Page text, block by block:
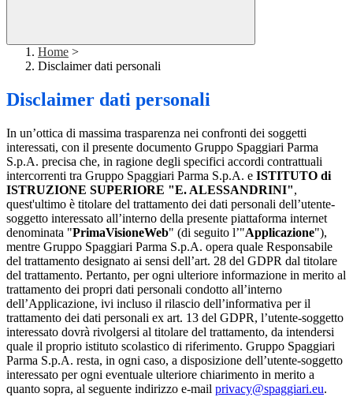
Home >
Disclaimer dati personali
Disclaimer dati personali
In un’ottica di massima trasparenza nei confronti dei soggetti
interessati, con il presente documento Gruppo Spaggiari Parma
S.p.A. precisa che, in ragione degli specifici accordi contrattuali
intercorrenti tra Gruppo Spaggiari Parma S.p.A. e ISTITUTO di
ISTRUZIONE SUPERIORE "E. ALESSANDRINI",
quest'ultimo è titolare del trattamento dei dati personali dell’utente-
soggetto interessato all’interno della presente piattaforma internet
denominata "PrimaVisioneWeb" (di seguito l’"Applicazione"),
mentre Gruppo Spaggiari Parma S.p.A. opera quale Responsabile
del trattamento designato ai sensi dell’art. 28 del GDPR dal titolare
del trattamento. Pertanto, per ogni ulteriore informazione in merito al
trattamento dei propri dati personali condotto all’interno
dell’Applicazione, ivi incluso il rilascio dell’informativa per il
trattamento dei dati personali ex art. 13 del GDPR, l’utente-soggetto
interessato dovrà rivolgersi al titolare del trattamento, da intendersi
quale il proprio istituto scolastico di riferimento. Gruppo Spaggiari
Parma S.p.A. resta, in ogni caso, a disposizione dell’utente-soggetto
interessato per ogni eventuale ulteriore chiarimento in merito a
quanto sopra, al seguente indirizzo e-mail privacy@spaggiari.eu.